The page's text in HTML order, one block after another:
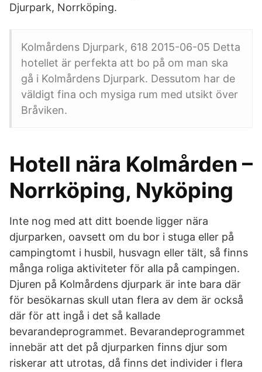
Djurpark, Norrköping.
Kolmårdens Djurpark, 618 2015-06-05 Detta
hotellet är perfekta att bo på om man ska
gå i Kolmårdens Djurpark. Dessutom har de
väldigt fina och mysiga rum med utsikt över
Bråviken.
Hotell nära Kolmården –
Norrköping, Nyköping
Inte nog med att ditt boende ligger nära
djurparken, oavsett om du bor i stuga eller på
campingtomt i husbil, husvagn eller tält, så finns
många roliga aktiviteter för alla på campingen.
Djuren på Kolmårdens djurpark är inte bara där
för besökarnas skull utan flera av dem är också
där för att ingå i det så kallade
bevarandeprogrammet. Bevarandeprogrammet
innebär att det på djurparken finns djur som
riskerar att utrotas, då finns det individer i flera